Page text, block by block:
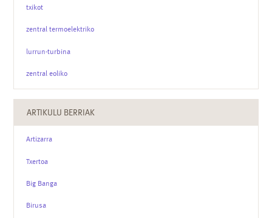
txikot
zentral termoelektriko
lurrun-turbina
zentral eoliko
ARTIKULU BERRIAK
Artizarra
Txertoa
Big Banga
Birusa